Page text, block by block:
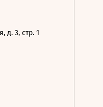
д. 3, стр. 1